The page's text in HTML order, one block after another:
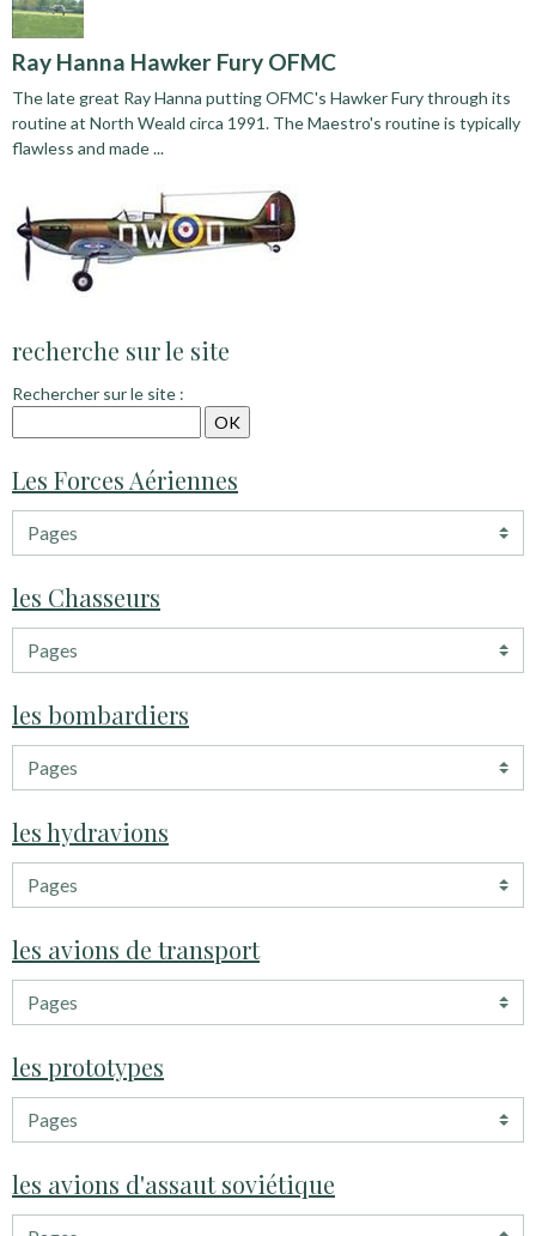
Ray Hanna Hawker Fury OFMC
The late great Ray Hanna putting OFMC's Hawker Fury through its
routine at North Weald circa 1991. The Maestro's routine is typically
flawless and made ...
recherche sur le site
Rechercher sur le site :
Les Forces Aériennes
les Chasseurs
les bombardiers
les hydravions
les avions de transport
les prototypes
les avions d'assaut soviétique